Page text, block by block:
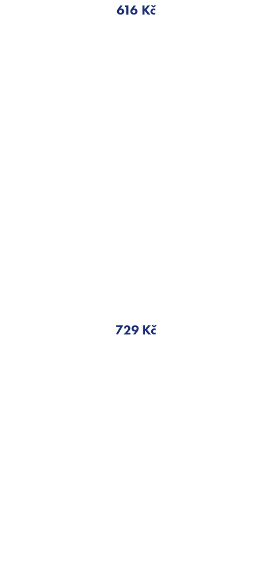
616 Kč
729 Kč